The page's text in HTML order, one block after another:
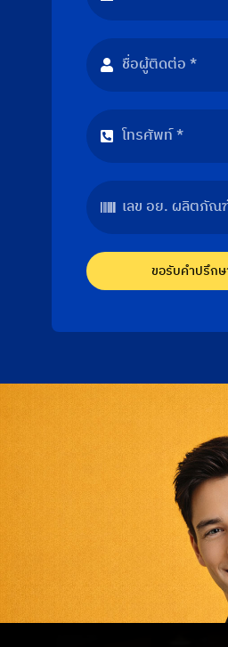
ขอรับคำปรึก